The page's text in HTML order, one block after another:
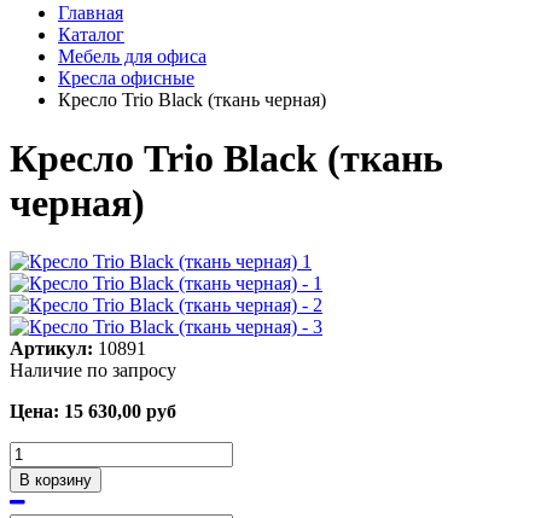
Главная
Каталог
Мебель для офиса
Кресла офисные
Кресло Trio Black (ткань черная)
Кресло Trio Black (ткань
черная)
Артикул: 10891
Наличие по запросу
Цена: 15 630,00 руб
В корзину